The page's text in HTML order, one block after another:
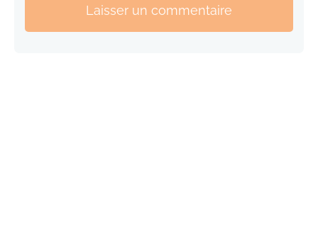
Laisser un commentaire